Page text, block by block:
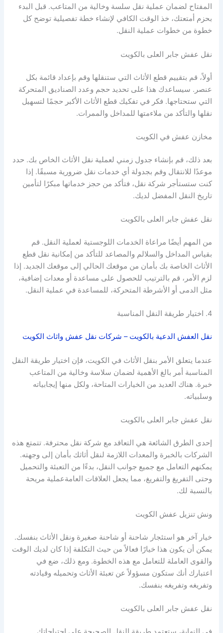
المفتاح لضمان عملية نقل سلسة وخالية من المتاعب. قبل البدء
بحزم أمتعتك، خذ الوقت الكافي لإنشاء خطة تفصيلية توضح كل
خطوة من خطوات عملية النقل.
نقل عفش جابر العلى بالكويت
أولاً، قم بتقييم قطع الأثاث التي ستنقلها وقم بإعداد قائمة بكل
عنصر. سيساعدك هذا على تحديد حجم وعدد الصناديق المتحركة
التي ستحتاجها. فكر في تفكيك قطع الأثاث الأكبر حجمًا لتسهيل
نقلها والتأكد من ملاءمتها للمداخل والممرات.
مخازن عفش في الكويت
بعد ذلك، قم بإنشاء جدول زمني لعملية نقل الأثاث الخاص بك. حدد
موعدًا للانتقال وقم بجدولة أي خدمات نقل ضرورية مسبقًا. إذا
كنت ستستأجر شركة نقل، فتأكد من حجز خدماتها مبكرًا لتأمين
تاريخ النقل المفضل لديك.
نقل عفش جابر العلى بالكويت
من المهم أيضًا مراعاة الخدمات اللوجستية لعملية النقل. قم
بقياس المداخل والسلالم والمصاعد للتأكد من إمكانية نقل قطع
الأثاث الخاصة بك بأمان من موقعك الحالي إلى موقعك الجديد. إذا
لزم الأمر، قم بالترتيب للحصول على مساعدة أو معدات إضافية،
مثل الدمى أو الأشرطة المتحركة، للمساعدة في عملية النقل.
4. اختيار طريقة النقل المناسبة
نقل العفش الدعية بالكويت – شركات نقل عفش واثاث الكويت
عندما يتعلق الأمر بنقل الأثاث في الكويت، فإن اختيار طريقة النقل
المناسبة أمر بالغ الأهمية لضمان سلاسة وخالية من المتاعب
خبرة. هناك العديد من الخيارات المتاحة، ولكل منها إيجابياته
وسلبياته.
نقل عفش جابر العلى بالكويت
إحدى الطرق الشائعة هي التعاقد مع شركة نقل محترفة. تتمتع هذه
الشركات بالخبرة والمعدات اللازمة لنقل أثاثك بأمان إلى وجهته.
يمكنهم التعامل مع جميع جوانب النقل، بدءًا من التعبئة والتحميل
وحتى التفريغ والتفريغ، مما يجعل العلاقات العامةعملية مريحة
بالنسبة لك.
ونش تنزيل عفش الكويت
خيار آخر هو استئجار شاحنة أو شاحنة صغيرة ونقل الأثاث بنفسك.
يمكن أن يكون هذا خيارًا فعالاً من حيث التكلفة إذا كان لديك الوقت
والقوى العاملة للتعامل مع هذه الخطوة. ومع ذلك، ضع في
اعتبارك أنك ستكون مسؤولاً عن تعبئة الأثاث وتحميله وقيادته
وتفريغه وتفريغه بنفسك.
نقل عفش جابر العلى بالكويت